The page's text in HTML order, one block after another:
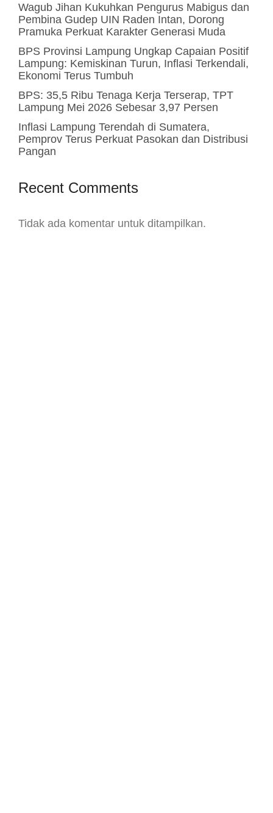
Wagub Jihan Kukuhkan Pengurus Mabigus dan
Pembina Gudep UIN Raden Intan, Dorong
Pramuka Perkuat Karakter Generasi Muda
BPS Provinsi Lampung Ungkap Capaian Positif
Lampung: Kemiskinan Turun, Inflasi Terkendali,
Ekonomi Terus Tumbuh
BPS: 35,5 Ribu Tenaga Kerja Terserap, TPT
Lampung Mei 2026 Sebesar 3,97 Persen
Inflasi Lampung Terendah di Sumatera,
Pemprov Terus Perkuat Pasokan dan Distribusi
Pangan
Recent Comments
Tidak ada komentar untuk ditampilkan.